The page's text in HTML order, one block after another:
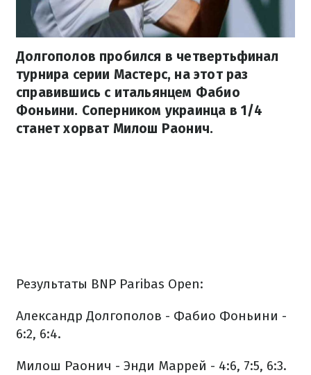
Долгополов пробился в четвертьфинал
турнира серии Мастерс, на этот раз
справившись с итальянцем Фабио
Фоньини. Соперником украинца в 1/4
станет хорват Милош Раонич.
Результаты BNP Paribas Open:
Александр Долгополов - Фабио Фоньини -
6:2, 6:4.
Милош Раонич - Энди Маррей - 4:6, 7:5, 6:3.